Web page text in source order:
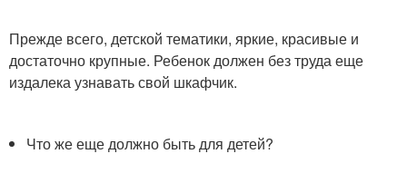
Прежде всего, детской тематики, яркие, красивые и
достаточно крупные. Ребенок должен без труда еще
издалека узнавать свой шкафчик.
Что же еще должно быть для детей?